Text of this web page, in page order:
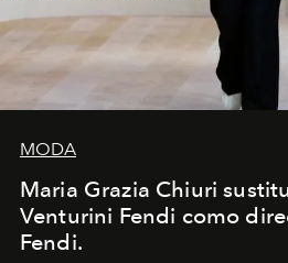
MODA
Maria Grazia Chiuri
Venturini Fendi como
Fendi.